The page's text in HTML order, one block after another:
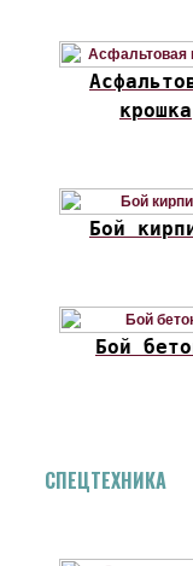
крошка
Бой
Бой
СПЕЦТЕХНИКА